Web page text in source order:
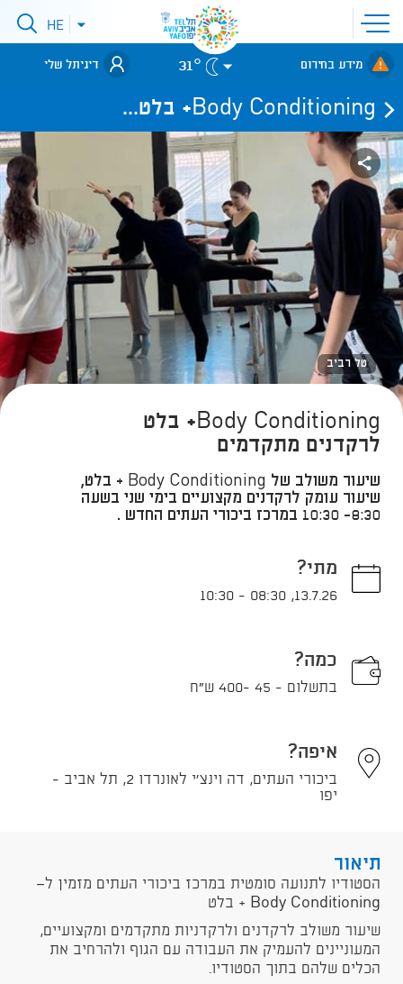
פתיחת
תפריט
אתר
לאתר עיריית
תל-אביב
פתיחתHE
מידע בחירום 31° דיגיתל שלי
Body Conditioning+ בלט...
טל רביב
Body Conditioning+ בלט
לרקדנים מתקדמים
שיעור משולב של Body Conditioning + בלט,
שיעור עומק לרקדנים מקצועיים בימי שני בשעה
8:30- 10:30 במרכז ביכורי העתים החדש .
מתי?
13.7.26
,
08:30
-
10:30
כמה?
בתשלום - 45 -400 ש"ח
איפה?
ביכורי העתים, דה וינצ'י לאונרדו 2, תל אביב -
יפו
תיאור
הסטודיו לתנועה סומטית במרכז ביכורי העתים מזמין ל־
Body Conditioning + בלט
שיעור משולב לרקדנים ולרקדניות מתקדמים ומקצועיים,
המעוניינים להעמיק את העבודה עם הגוף ולהרחיב את
הכלים שלהם בתוך הסטודיו.